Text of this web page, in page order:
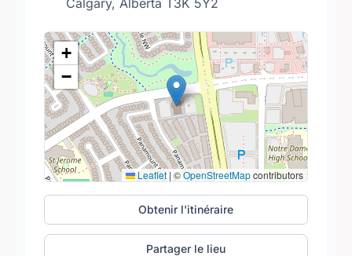
Calgary, Alberta T3K 5Y2
+
−
Leaflet | ©OpenStreetMapcontributors
Obtenir l'itinéraire
Partager le lieu